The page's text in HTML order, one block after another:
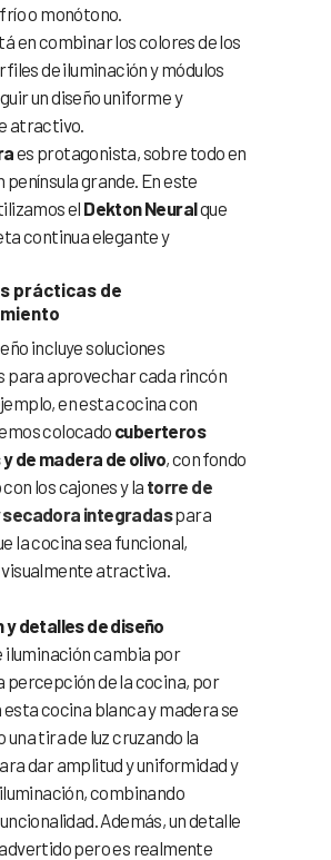
o monótono.
en combinar los colores de los
de iluminación y módulos
un diseño uniforme y
atractivo.
es protagonista, sobre todo en
península grande. En este
el Dekton Neuralque
continua elegante y
prácticas de
incluye soluciones
para aprovechar cada rincón
en esta cocina con
colocado cuberteros
de madera de olivo, con fondo
los cajones y latorre de
secadora integradaspara
la cocina sea funcional,
atractiva.
y detalles de diseño
iluminación cambia por
percepción de la cocina, por
cocina blanca y madera se
una tira de luz cruzando la
dar amplitud y uniformidad y
combinando
Además, un detalle
pero es realmente